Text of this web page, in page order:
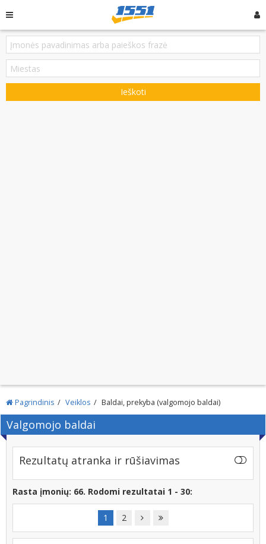
Ieškoti
Pagrindinis Veiklos Baldai, prekyba (valgomojo baldai)
Valgomojo baldai
Rezultatų atranka ir rūšiavimas
Rasta įmonių: 66. Rodomi rezultatai 1 - 30:
1 2